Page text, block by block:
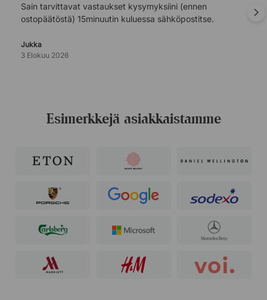
Sain tarvittavat vastaukset kysymyksiini (ennen
ostopäätöstä) 15minuutin kuluessa sähköpostitse.
Jukka
3 Elokuu 2026
Esimerkkejä asiakkaistamme